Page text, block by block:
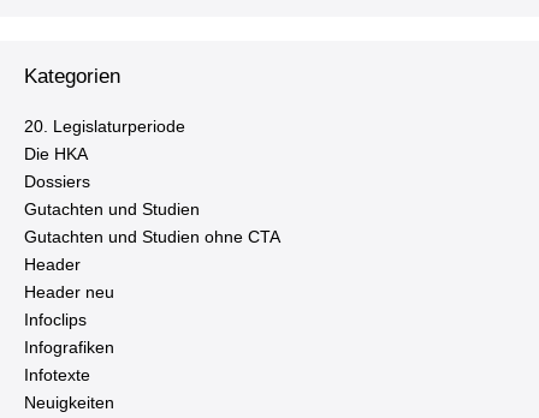
Kategorien
20. Le­gis­la­tur­pe­ri­ode
Die HKA
Dossiers
Gutachten und Studien
Gutachten und Studien ohne CTA
Header
Header neu
Infoclips
In­fo­gra­fi­ken
Infotexte
Neu­ig­kei­ten